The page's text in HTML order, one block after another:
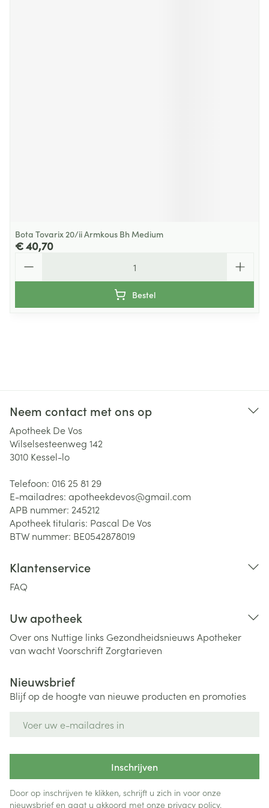
Bota Tovarix 20/ii Armkous Bh Medium
€ 40,70
Bestel
Neem contact met ons op
Apotheek De Vos
Wilselsesteenweg 142
3010 Kessel-lo
Telefoon: 016 25 81 29
E-mailadres: apotheekdevos@gmail.com
APB nummer: 245212
Apotheek titularis: Pascal De Vos
BTW nummer: BE0542878019
Klantenservice
FAQ
Uw apotheek
Over ons Nuttige links Gezondheidsnieuws Apotheker
van wachtVoorschriftZorgtarieven
Nieuwsbrief
Blijf op de hoogte van nieuwe producten en promoties
Inschrijven
Door op inschrijven te klikken, schrijft u zich in voor onze
nieuwsbrief en gaat u akkoord met onze privacy policy.